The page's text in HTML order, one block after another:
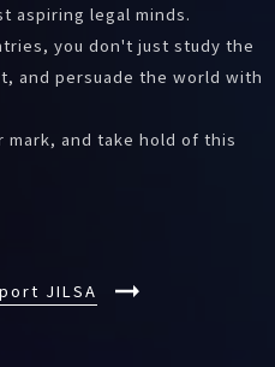
aspiring legal minds.
you don't just study the
and persuade the world with
mark, and take hold of this
JILSA